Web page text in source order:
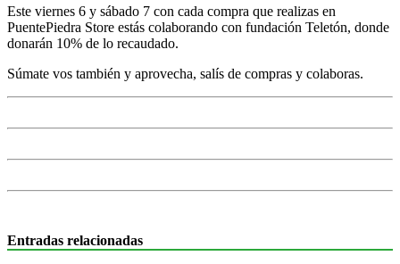
Este viernes 6 y sábado 7 con cada compra que realizas en
PuentePiedra Store estás colaborando con fundación Teletón, donde
donarán 10% de lo recaudado.
Súmate vos también y aprovecha, salís de compras y colaboras.
Entradas relacionadas